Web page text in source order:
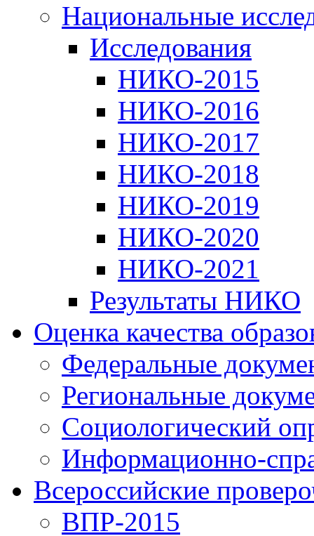
Национальные
Исследования
НИКО-2015
НИКО-2016
НИКО-2017
НИКО-2018
НИКО-2019
НИКО-2020
НИКО-2021
Результаты НИКО
Оценка качества
Федеральные
Региональные
Социологический
Информационно-
Всероссийские
ВПР-2015